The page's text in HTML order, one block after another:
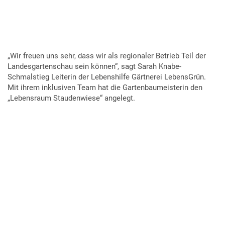
„Wir freuen uns sehr, dass wir als regionaler Betrieb Teil der
Landesgartenschau sein können“, sagt Sarah Knabe-
Schmalstieg Leiterin der Lebenshilfe Gärtnerei LebensGrün.
Mit ihrem inklusiven Team hat die Gartenbaumeisterin den
„Lebensraum Staudenwiese“ angelegt.